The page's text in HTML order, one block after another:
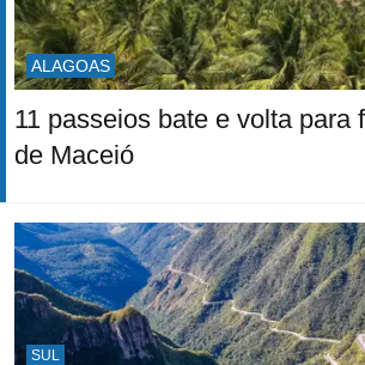
11 passeios bate e volta para
de Maceió
ALAGOAS
SUL